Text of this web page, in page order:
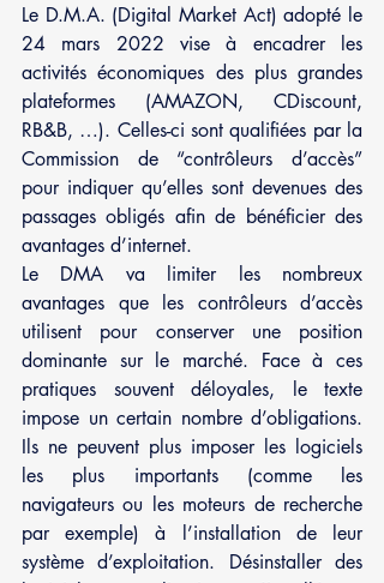
Le D.M.A. (Digital Market Act) adopté le
24 mars 2022 vise à encadrer les
activités économiques des plus grandes
plateformes (AMAZON, CDiscount,
RB&B, …). Celles-ci sont qualifiées par la
Commission de “contrôleurs d’accès”
pour indiquer qu’elles sont devenues des
passages obligés afin de bénéficier des
avantages d’internet.
Le DMA va limiter les nombreux
avantages que les contrôleurs d’accès
utilisent pour conserver une position
dominante sur le marché. Face à ces
pratiques souvent déloyales, le texte
impose un certain nombre d’obligations.
Ils ne peuvent plus imposer les logiciels
les plus importants (comme les
navigateurs ou les moteurs de recherche
par exemple) à l’installation de leur
système d’exploitation. Désinstaller des